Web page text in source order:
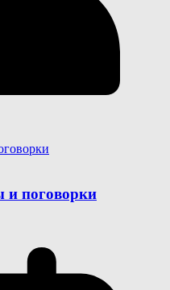
и поговорки